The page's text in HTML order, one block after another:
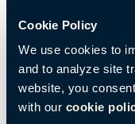
Cookie Policy
We use cookies to
and to analyze site
website, you
with our cookie
L’économie en